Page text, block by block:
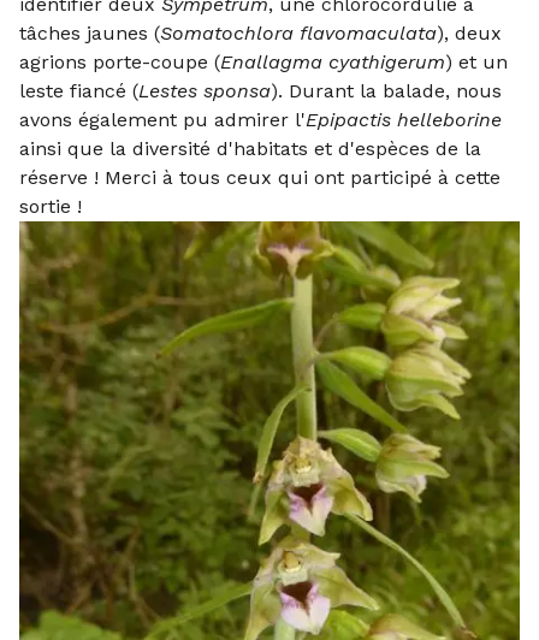
tâches jaunes (Somatochlora flavomaculata), deux
agrions porte-coupe (Enallagma cyathigerum) et un
leste fiancé (Lestes sponsa). Durant la balade, nous
avons également pu admirer l'Epipactis helleborine
ainsi que la diversité d'habitats et d'espèces de la
réserve ! Merci à tous ceux qui ont participé à cette
sortie !